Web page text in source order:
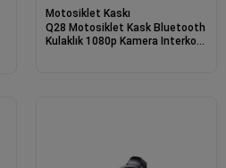
Motosiklet Kaskı
Q28 Motosiklet Kask Bluetooth
Kulaklık 1080p Kamera Interkom